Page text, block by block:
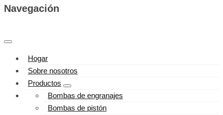
Navegación
Hogar
Sobre nosotros
Productos
Bombas de engranajes
Bombas de pistón